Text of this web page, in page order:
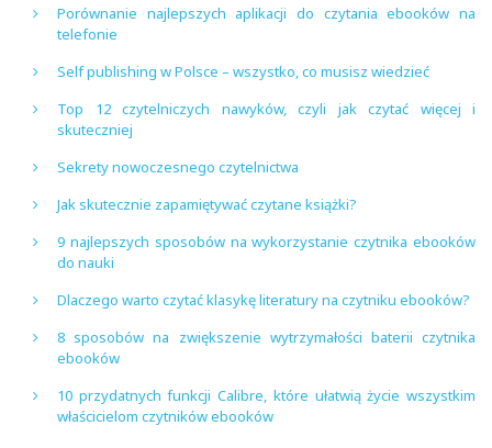
Porównanie najlepszych aplikacji do czytania ebooków na
telefonie
Self publishing w Polsce – wszystko, co musisz wiedzieć
Top 12 czytelniczych nawyków, czyli jak czytać więcej i
skuteczniej
Sekrety nowoczesnego czytelnictwa
Jak skutecznie zapamiętywać czytane książki?
9 najlepszych sposobów na wykorzystanie czytnika ebooków
do nauki
Dlaczego warto czytać klasykę literatury na czytniku ebooków?
8 sposobów na zwiększenie wytrzymałości baterii czytnika
ebooków
10 przydatnych funkcji Calibre, które ułatwią życie wszystkim
właścicielom czytników ebooków